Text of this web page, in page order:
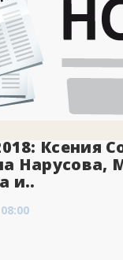
Ксения
Нарусова,
и..